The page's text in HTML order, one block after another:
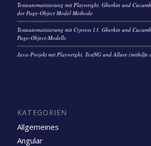
Testautomatisierung mit Playwright, Gherkin und
der Page-Object Model Methode
Testautomatisierung mit Cypress 13, Gherkin und
Page-Object-Modells
Java-Projekt mit Playwright, TestNG und Allure (mithilfe
KATEGORIEN
Allgemeines
Angular